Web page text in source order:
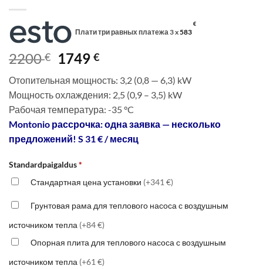
Плати три равных платежа 3 x583
€
2200€
Первоначальная
составляла
2200 €.
1749€Текущая
1749 €.
Отопительная мощность: 3,2 (0,8 — 6,3) kW
Мощность охлаждения: 2,5 (0,9 – 3,5) kW
Рабочая температура: -35 °C
Montonio рассрочка: одна заявка — несколько
предложений! S 31 € / месяц
Standardpaigaldus*
Стандартная цена установки (+341 €)
Грунтовая рама для теплового насоса с воздушным
источником тепла (+84 €)
Опорная плита для теплового насоса с воздушным
источником тепла (+61 €)